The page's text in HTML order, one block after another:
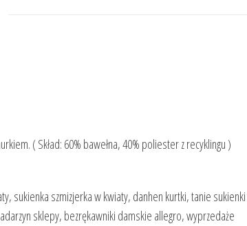
( Skład: 60% bawełna, 40% poliester z recyklingu )
sukienka szmizjerka w kwiaty, danhen kurtki, tanie sukienki
sklepy, bezrękawniki damskie allegro, wyprzedaże